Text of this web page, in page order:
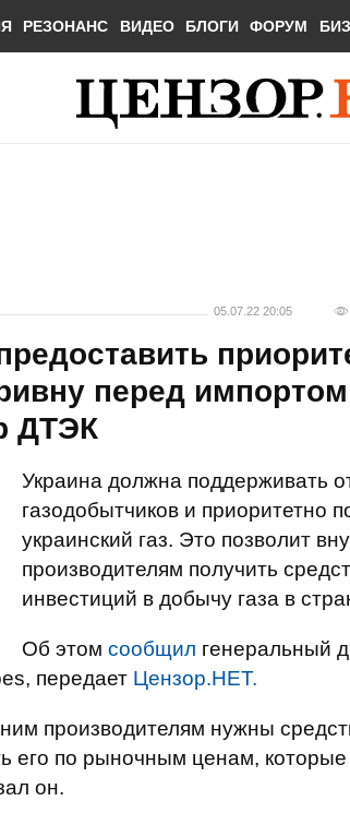
РЕЗОНАНС ВИДЕО БЛОГИ ФОРУМ
05.07.22 20:05
перед
ДТЭК
Украина должна поддерживать
газодобытчиков и приоритетно
украинский газ. Это позволит
производителям получить
инвестиций в добычу газа в
Об этом сообщил генеральный
передает Цензор.НЕТ.
производителям нужны
его по рыночным ценам, которые
он.